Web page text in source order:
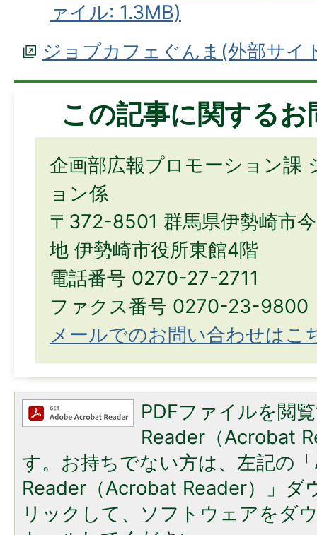
ァイル: 1.3MB)
ジョブカフェぐんま(外部サイ
この記事に関する
企画部広報プロモーション課
ョン係
〒372-8501 群馬県伊勢崎市
地 伊勢崎市役所東館4階
電話番号 0270-27-2711
ファクス番号 0270-23-9800
メールでのお問い合わせはこ
PDFファイルを閲
Reader（Acrobat
す。お持ちでない方は、左記の
Reader（Acrobat Reader）」ダ
リックして、ソフトウェアをダ